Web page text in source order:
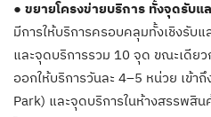
● ขยายโครงข่ายบริการ ทั้งจุดรับแ
มีการให้บริการครอบคลุมทั้งเชิงรับ
และจุดบริการรวม 10 จุด ขณะเดีย
ออกให้บริการวันละ 4–5 หน่วย เข้า
Park) และจุดบริการในห้างสรรพสิน